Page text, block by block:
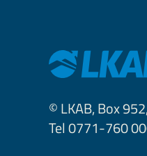
© LKAB, Box
Tel 0771-760